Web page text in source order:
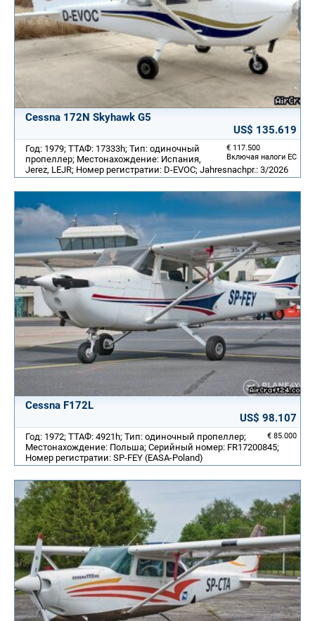
Cessna 172N Skyhawk G5
US$ 135.619
€ 117.500
Включая налоги ЕС
Год: 1979; ТТАФ: 17333h; Тип: одиночный
пропеллер; Местонахождение: Испания,
Jerez, LEJR; Номер регистратии: D-EVOC; Jahresnachpr.: 3/2026
Cessna F172L
US$ 98.107
€ 85.000
Год: 1972; ТТАФ: 4921h; Тип: одиночный пропеллер;
Местонахождение: Польша; Серийный номер: FR17200845;
Номер регистратии: SP-FEY (EASA-Poland)